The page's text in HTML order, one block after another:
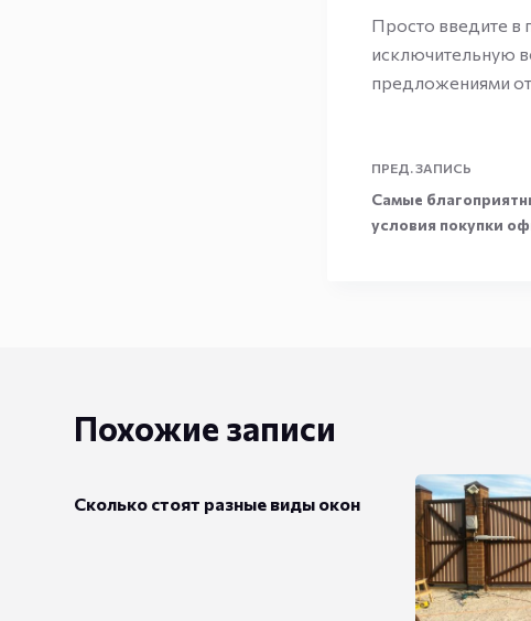
Просто введите в
исключительную
предложениями
ПРЕД.ЗАПИСЬ
Самые
условия покупки
Похожие записи
Сколько стоят разные виды окон